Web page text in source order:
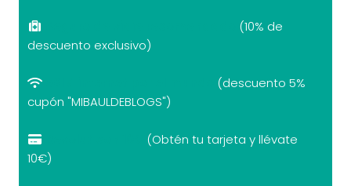
(10% de
descuento exclusivo)
(descuento 5%
cupón "MIBAULDEBLOGS")
(Obtén tu tarjeta y llévate
10€)